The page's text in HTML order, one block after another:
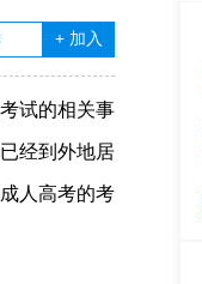
+ 加入
试的相关事
经到外地居
人高考的考